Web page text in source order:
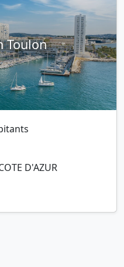
Toulon
D'AZUR